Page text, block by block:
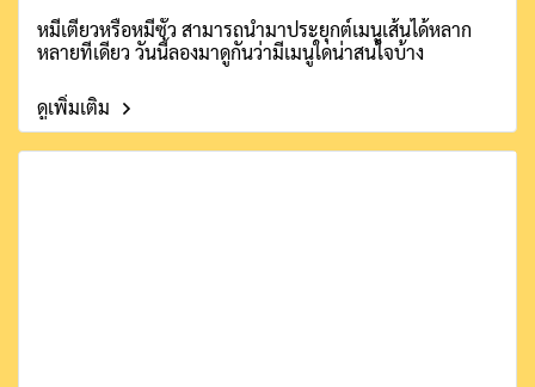
หมี่เตี๊ยวหรือหมี่ซั่ว สามารถนำมาประยุกต์เมนูเส้นได้หลาก
หลายทีเดียว วันนี้ลองมาดูกันว่ามีเมนูใดน่าสนใจบ้าง
ดูเพิ่มเติม